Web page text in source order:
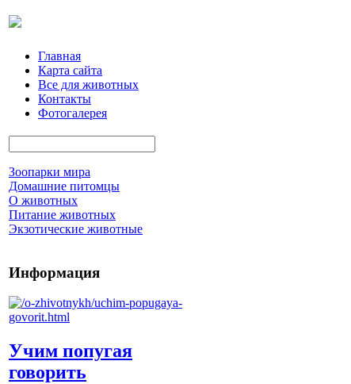
Главная
Карта сайта
Все для животных
Контакты
Фотогалерея
Зоопарки мира
Домашние питомцы
О животных
Питание животных
Экзотические животные
Информация
Учим попугая
говорить